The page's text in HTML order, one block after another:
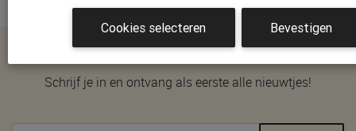
Nieuwsbrief
Schrijf je in en ontvang als eerste alle nieuwtjes!
Cookies selecteren Bevestigen